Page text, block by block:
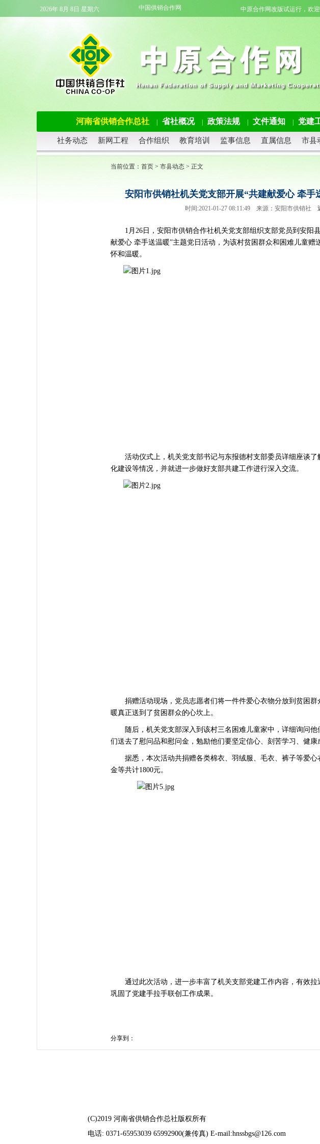
2026年 8月 8日 星期六 中国供销合作网 中原合作网改版试运行，欢
河南省供销合作总社 省社概况 政策法规 文件通知 党建
社务动态 新网工程 合作组织 教育培训 监事信息 直属信息 市县
当前位置： 首页 > 市县动态 > 正文
安阳市供销社机关党支部开展“共建献爱心 牵手
时间:2021-01-27 08:11:49 来源：安阳市供销社
1月26日，安阳市供销合作社机关党支部组织支部党员到安阳
献爱心 牵手送温暖”主题党日活动，为该村贫困群众和困难儿童赠
怀和温暖。
活动仪式上，机关党支部书记与东报德村支部委员详细座谈了
化建设等情况，并就进一步做好支部共建工作进行深入交流。
捐赠活动现场，党员志愿者们将一件件爱心衣物分放到贫困群
暖真正送到了贫困群众的心坎上。
随后，机关党支部深入到该村三名困难儿童家中，详细询问他
们送去了慰问品和慰问金，勉励他们要坚定信心、刻苦学习、健康
据悉，本次活动共捐赠各类棉衣、羽绒服、毛衣、裤子等爱心
金等共计1800元。
通过此次活动，进一步丰富了机关支部党建工作内容，有效拉
巩固了党建手拉手联创工作成果。
分享到：
(C)2019 河南省供销合作总社版权所有
电话: 0371-65953039 65992900(兼传真) E-mail:hnssbgs@126.com